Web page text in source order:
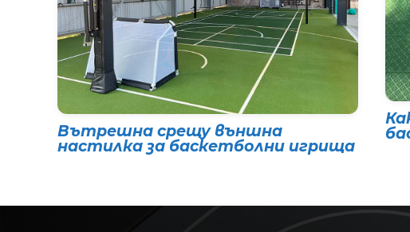
Вътрешна срещу външна
настилка за баскетболни игрища